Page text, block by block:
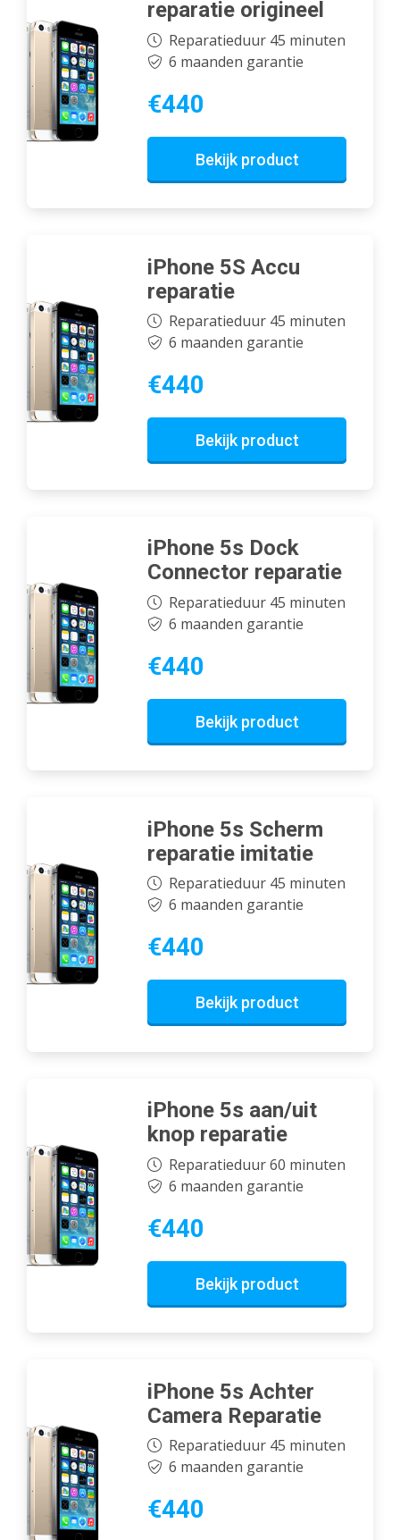
reparatie origineel
Reparatieduur 45 minuten
6 maanden garantie
€440
Bekijk product
iPhone 5S Accu
reparatie
Reparatieduur 45 minuten
6 maanden garantie
€440
Bekijk product
iPhone 5s Dock
Connector reparatie
Reparatieduur 45 minuten
6 maanden garantie
€440
Bekijk product
iPhone 5s Scherm
reparatie imitatie
Reparatieduur 45 minuten
6 maanden garantie
€440
Bekijk product
iPhone 5s aan/uit
knop reparatie
Reparatieduur 60 minuten
6 maanden garantie
€440
Bekijk product
iPhone 5s Achter
Camera Reparatie
Reparatieduur 45 minuten
6 maanden garantie
€440